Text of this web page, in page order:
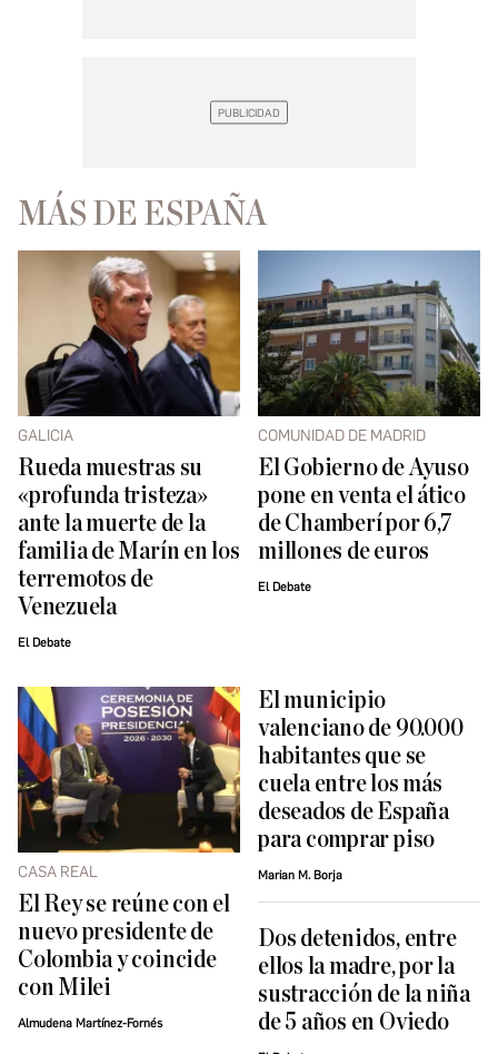
MÁS DE ESPAÑA
GALICIA
Rueda muestras su
«profunda tristeza»
ante la muerte de la
familia de Marín en los
terremotos de
Venezuela
El Debate
COMUNIDAD DE MADRID
El Gobierno de Ayuso
pone en venta el ático
de Chamberí por 6,7
millones de euros
El Debate
CASA REAL
El Rey se reúne con el
nuevo presidente de
Colombia y coincide
con Milei
Almudena Martínez-Fornés
El municipio
valenciano de 90.000
habitantes que se
cuela entre los más
deseados de España
para comprar piso
Marian M. Borja
Dos detenidos, entre
ellos la madre, por la
sustracción de la niña
de 5 años en Oviedo